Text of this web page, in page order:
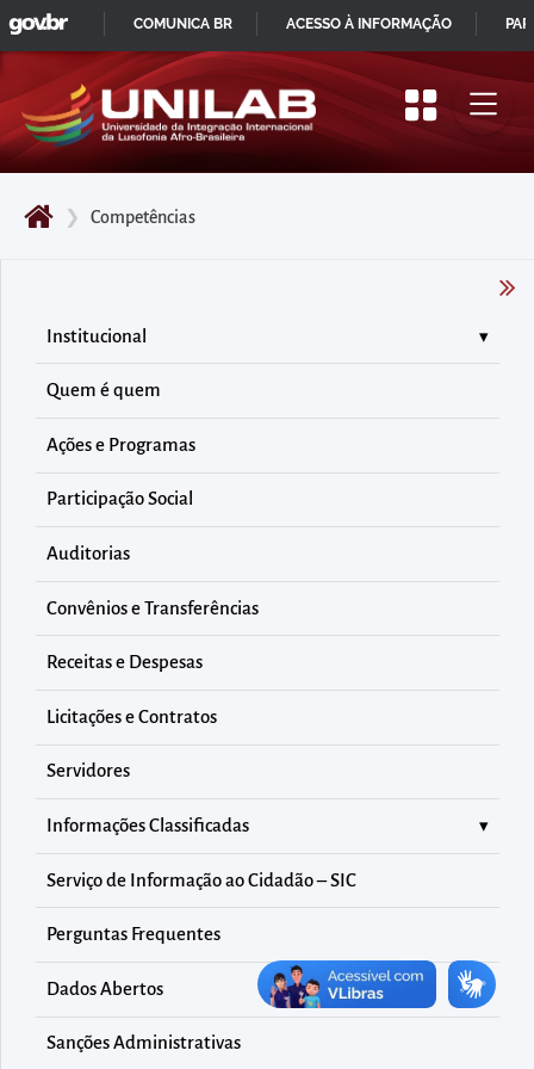
Pular
para
início
do
principal
Acessar
diretamente
o
Acessar
diretamente
área
para
realizar
buscas
internas
Acessar
informações
postas
rodapé
❯ Competências
Institucional
Quem é quem
Ações e Programas
Participação Social
Auditorias
Convênios e Transferências
Receitas e Despesas
Licitações e Contratos
Servidores
Informações Classificadas
Serviço de Informação ao Cidadão – SIC
Perguntas Frequentes
Dados Abertos
Sanções Administrativas
IR
PARA
CONTEÚDO
GOVBR
COMUNICA BR ACESSO À INFORMAÇÃO